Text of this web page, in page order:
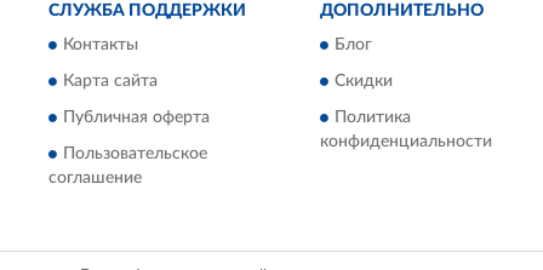
СЛУЖБА ПОДДЕРЖКИ
Контакты
Карта сайта
Публичная оферта
Пользовательское
соглашение
ДОПОЛНИТЕЛЬНО
Блог
Скидки
Политика
конфиденциальности